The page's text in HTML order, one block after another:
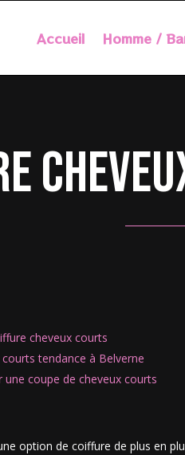
Accueil Homme /
cheveux courts
tendance à Belverne
coupe de cheveux courts
option de coiffure de plus en